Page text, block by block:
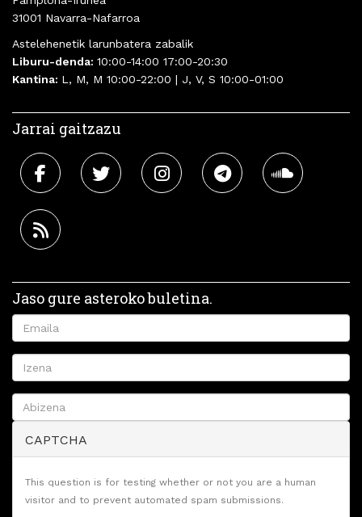
31001 Navarra-Nafarroa
Astelehenetik larunbatera zabalik
Liburu-denda: 10:00-14:00 17:00-20:30
Kantina: L, M, M 10:00-22:00 | J, V, S 10:00-01:00
Jarrai gaitzazu
Jaso gure asteroko buletina.
CAPTCHA
This question is for testing whether or not you are a human
visitor and to prevent automated spam submissions.